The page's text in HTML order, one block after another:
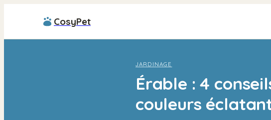
CosyPet
JARDINAGE
Érable : 4
couleurs